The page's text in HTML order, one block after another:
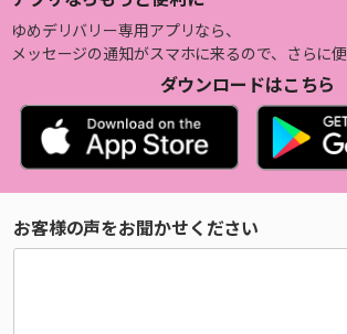
ゆめデリバリー専用アプリなら、
メッセージの通知がスマホに来るので、さらに便
ダウンロードはこちら
お客様の声をお聞かせください